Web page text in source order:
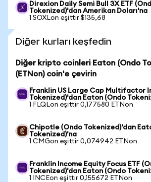
Direxion Daily Semi Bull 3X ETF
Tokenized)'dan Amerikan Doları'na
1 SOXLon eşittir $135,68
Diğer kurları keşfedin
Diğer kripto coinleri Eaton (Ondo
(ETNon) coin'e çevirin
Franklin US Large Cap Multifactor
Tokenized)'dan Eaton (Ondo
1 FLQLon eşittir 0,177580 ETNon
Chipotle (Ondo Tokenized)'dan
Tokenized)'na
1 CMGon eşittir 0,074942 ETNon
Franklin Income Equity Focus ETF
Tokenized)'dan Eaton (Ondo
1 INCEon eşittir 0,155672 ETNon